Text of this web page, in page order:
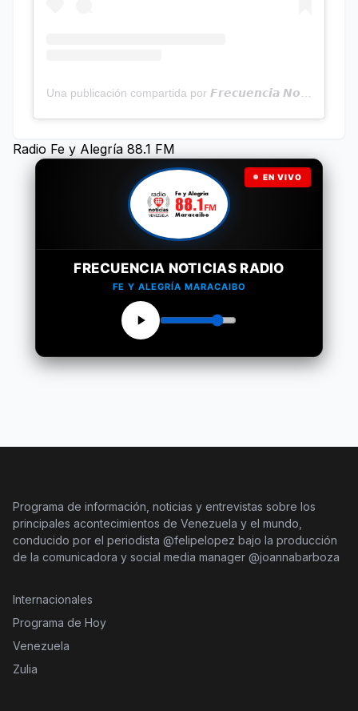
Radio Fe y Alegría 88.1 FM
EN VIVO
FRECUENCIA NOTICIAS RADIO
FE Y ALEGRÍA MARACAIBO
Programa de información, noticias y entrevistas sobre los
principales acontecimientos de Venezuela y el mundo,
conducido por el periodista @felipelopez bajo la producción
de la comunicadora y social media manager @joannabarboza
Internacionales
Programa de Hoy
Venezuela
Zulia